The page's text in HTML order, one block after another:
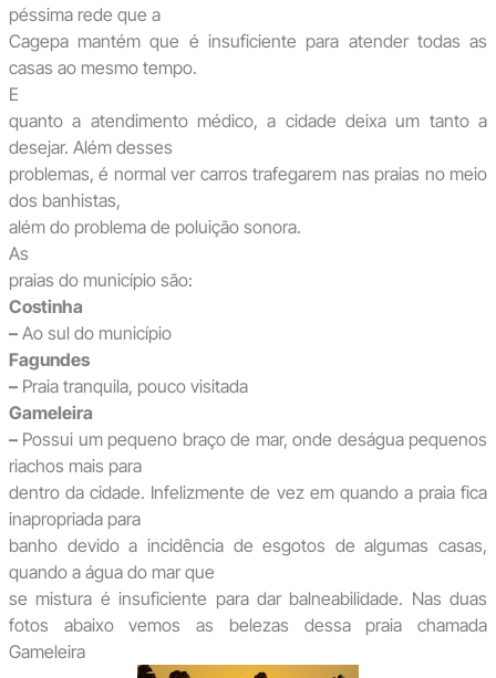
péssima rede que a
Cagepa mantém que é insuficiente para atender todas as
casas ao mesmo tempo.
E
quanto a atendimento médico, a cidade deixa um tanto a
desejar. Além desses
problemas, é normal ver carros trafegarem nas praias no meio
dos banhistas,
além do problema de poluição sonora.
As
praias do município são:
Costinha
–Ao sul do município
Fagundes
–Praia tranquila, pouco visitada
Gameleira
–Possui um pequeno braço de mar, onde deságua pequenos
riachos mais para
dentro da cidade. Infelizmente de vez em quando a praia fica
inapropriada para
banho devido a incidência de esgotos de algumas casas,
quando a água do mar que
se mistura é insuficiente para dar balneabilidade. Nas duas
fotos abaixo vemos as belezas dessa praia chamada
Gameleira